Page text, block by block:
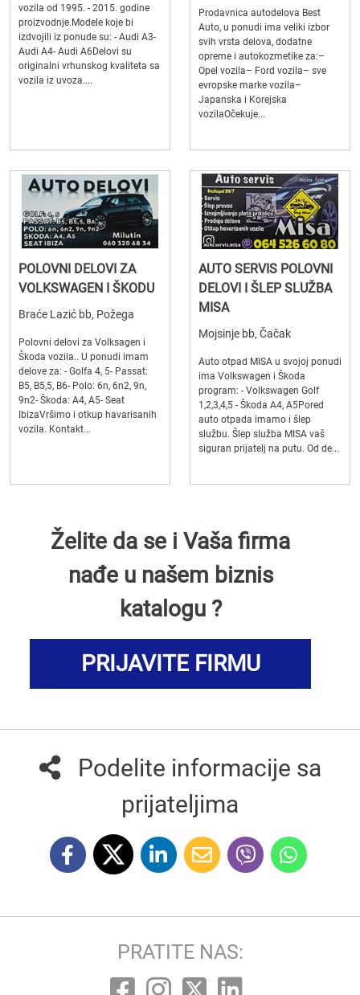
vozila od 1995. - 2015. godine
proizvodnje.Modele koje bi
izdvojili iz ponude su: - Audi A3-
Audi A4- Audi A6Delovi su
originalni vrhunskog kvaliteta sa
vozila iz uvoza....
Prodavnica autodelova Best
Auto, u ponudi ima veliki izbor
svih vrsta delova, dodatne
opreme i autokozmetike za:–
Opel vozila– Ford vozila– sve
evropske marke vozila–
Japanska i Korejska
vozilaOčekuje...
POLOVNI DELOVI ZA
VOLKSWAGEN I ŠKODU
Braće Lazić bb, Požega
Polovni delovi za Volksagen i
Škoda vozila.. U ponudi imam
delove za: - Golfa 4, 5- Passat:
B5, B5,5, B6- Polo: 6n, 6n2, 9n,
9n2- Škoda: A4, A5- Seat
IbizaVršimo i otkup havarisanih
vozila. Kontakt...
AUTO SERVIS POLOVNI
DELOVI I ŠLEP SLUŽBA
MISA
Mojsinje bb, Čačak
Auto otpad MISA u svojoj ponudi
ima Volkswagen i Škoda
program: - Volkswagen Golf
1,2,3,4,5 - Škoda A4, A5Pored
auto otpada imamo i šlep
službu. Šlep služba MISA vaš
siguran prijatelj na putu. Od de...
Želite da se i Vaša firma
nađe u našem biznis
katalogu ?
PRIJAVITE FIRMU
Podelite informacije sa
prijateljima
PRATITE NAS: